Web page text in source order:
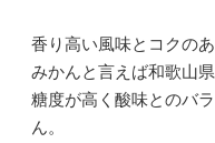
香り高い風味とコクの
みかんと言えば和歌山県
糖度が高く酸味とのバ
ん。